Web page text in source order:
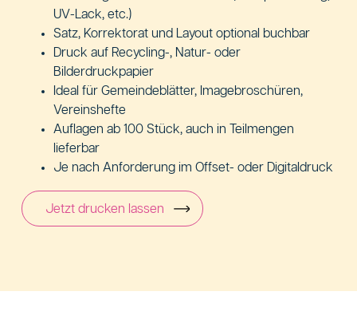
UV-Lack, etc.)
Satz, Korrektorat und Layout optional buchbar
Druck auf Recycling-, Natur- oder
Bilderdruckpapier
Ideal für Gemeindeblätter, Imagebroschüren,
Vereinshefte
Auflagen ab 100 Stück, auch in Teilmengen
lieferbar
Je nach Anforderung im Offset- oder Digitaldruck
Jetzt drucken lassen